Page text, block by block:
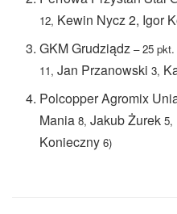
12, Kewin Nycz 2, Igor
GKM Grudziądz –25 pkt.
11,Jan Przanowski3,
Polcopper Agromix
Mania8,Jakub Żurek5,
Konieczny6)